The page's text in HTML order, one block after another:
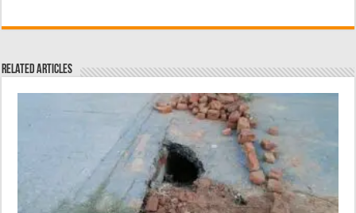
c
e
b
it
r
C
at
ai ss
n
g
er
at
A
p
p
Related Articles